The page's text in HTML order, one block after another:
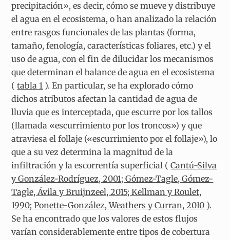
precipitación», es decir, cómo se mueve y distribuye
el agua en el ecosistema, o han analizado la relación
entre rasgos funcionales de las plantas (forma,
tamaño, fenología, características foliares, etc.) y el
uso de agua, con el fin de dilucidar los mecanismos
que determinan el balance de agua en el ecosistema
(tabla 1 ). En particular, se ha explorado cómo
dichos atributos afectan la cantidad de agua de
lluvia que es interceptada, que escurre por los tallos
(llamada «escurrimiento por los troncos») y que
atraviesa el follaje («escurrimiento por el follaje»), lo
que a su vez determina la magnitud de la
infiltración y la escorrentía superficial (Cantú-Silva
y González-Rodríguez, 2001; Gómez-Tagle, Gómez-
Tagle, Ávila y Bruijnzeel, 2015; Kellman y Roulet,
1990; Ponette-González, Weathers y Curran, 2010 ).
Se ha encontrado que los valores de estos flujos
varían considerablemente entre tipos de cobertura